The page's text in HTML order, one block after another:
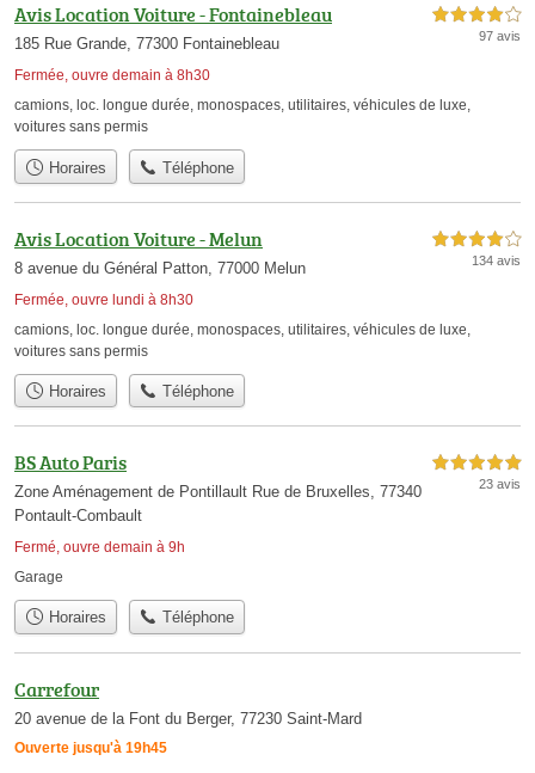
Avis Location Voiture - Fontainebleau
185 Rue Grande, 77300 Fontainebleau
Fermée, ouvre demain à 8h30
4,0 étoiles sur 5
97 avis
camions, loc. longue durée, monospaces, utilitaires, véhicules de luxe,
voitures sans permis
Horaires Téléphone
Avis Location Voiture - Melun
8 avenue du Général Patton, 77000 Melun
Fermée, ouvre lundi à 8h30
4,0 étoiles sur 5
134 avis
camions loc. longue durée monospaces utilitaires véhicules de luxe
voitures sans permis
Horaires Téléphone
BS Auto Paris
Zone Aménagement de Pontillault Rue de Bruxelles, 77340
Pontault-Combault
Fermé, ouvre demain à 9h
5,0 étoiles sur 5
23 avis
Garage
Horaires Téléphone
Carrefour
20 avenue de la Font du Berger, 77230 Saint-Mard
Ouverte jusqu'à 19h45